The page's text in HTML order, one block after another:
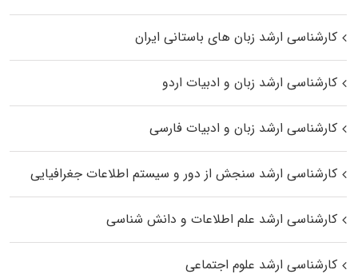
کارشناسی ارشد زبان‌ های باستانی ایران
کارشناسی ارشد زبان و ادبیات اردو
کارشناسی ارشد زبان و ادبیات فارسی
کارشناسی ارشد سنجش از دور و سیستم اطلاعات جغرافیایی
کارشناسی ارشد علم اطلاعات و دانش شناسی
کارشناسی ارشد علوم اجتماعی